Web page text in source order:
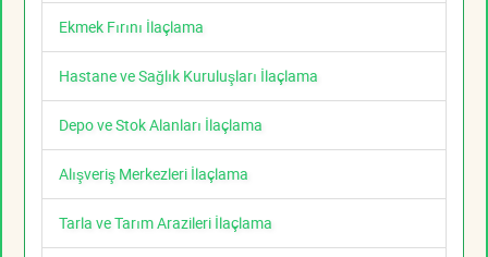
Ekmek Fırını İlaçlama
Hastane ve Sağlık Kuruluşları İlaçlama
Depo ve Stok Alanları İlaçlama
Alışveriş Merkezleri İlaçlama
Tarla ve Tarım Arazileri İlaçlama